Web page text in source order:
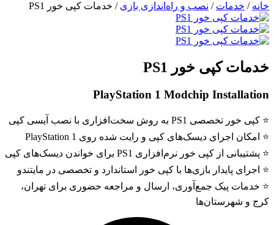
خانه / خدمات / نصب و راه‌اندازی بازی / خدمات کپی خور PS1
خدمات کپی خور PS1
PlayStation 1 Modchip Installation
⭐️ کپی خور تخصصی PS1 به روش سخت‌افزاری با نصب آیسی کپی
⭐️ امکان اجرای دیسک‌های کپی و رایت شده روی PlayStation 1
⭐️ پشتیبانی از کپی خور نرم‌افزاری PS1 برای خواندن دیسک‌های کپی
⭐️ اجرای پایدار بازی‌ها با کپی خور استاندارد و تخصصی در مایتندو
⭐️ خدمات پیک جمع‌آوری، ارسال و مراجعه حضوری برای تهران،
کرج و شهرستان‌ها